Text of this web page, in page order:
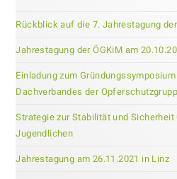
Rückblick auf die 7. Jahrestagung
Jahrestagung der ÖGKiM am
Einladung zum
Dachverbandes der
Strategie zur Stabilität und Sicherheit
Jugendlichen
Jahrestagung am 26.11.2021 in Linz